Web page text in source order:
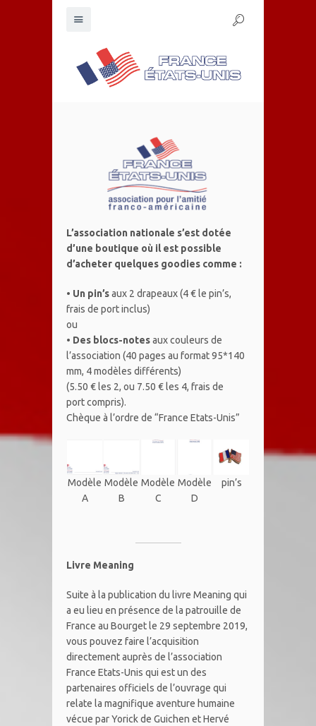
L’association nationale s’est dotée
d’une boutique où il est possible
d’acheter quelques goodies comme :
• Un pin’saux 2 drapeaux (4 € le pin’s,
frais de port inclus)
ou
• Des blocs-notesaux couleurs de
l’association (40 pages au format 95*140
mm, 4 modèles différents)
(5.50 € les 2, ou 7.50 € les 4, frais de
port compris).
Chèque à l’ordre de “France Etats-Unis”
Modèle
A
Modèle
B
Modèle
C
Modèle
D
pin’s
Livre Meaning
Suite à la publication du livre Meaning qui
a eu lieu en présence de la patrouille de
France au Bourget le 29 septembre 2019,
vous pouvez faire l’acquisition
directement auprès de l’association
France Etats-Unis qui est un des
partenaires officiels de l’ouvrage qui
relate la magnifique aventure humaine
vécue par Yorick de Guichen et Hervé